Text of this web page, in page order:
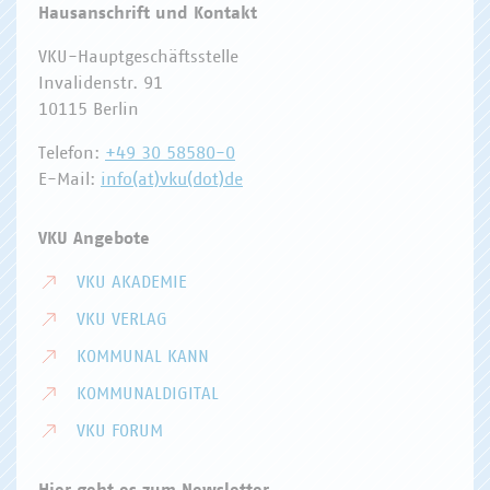
Hausanschrift und Kontakt
VKU-Hauptgeschäftsstelle
Invalidenstr. 91
10115 Berlin
Telefon: +49 30 58580-0
E-Mail: info(at)vku(dot)de
VKU Angebote
VKU AKADEMIE
VKU VERLAG
KOMMUNAL KANN
KOMMUNALDIGITAL
VKU FORUM